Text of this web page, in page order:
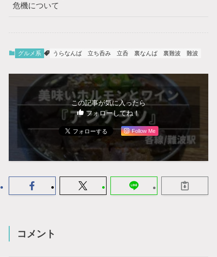
危機について
グルメ系 うらなんば 立ち呑み 立呑 裏なんば 裏難波 難波
この記事が気に入ったら
フォローしてね！
Follow Me
コメント